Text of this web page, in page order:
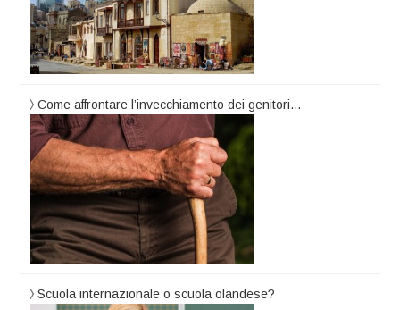
Come affrontare l’invecchiamento dei genitori…
Scuola internazionale o scuola olandese?